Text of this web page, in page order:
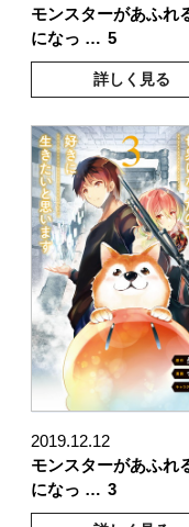
モンスターがあふれ
になっ … 5
詳しく見る
2019.12.12
モンスターがあふれ
になっ … 3